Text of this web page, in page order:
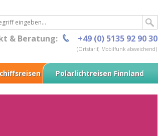
& Beratung: +49 (0) 5135 92 90 30
(Ortstarif, Mobilfunk abweichend)
Polarlichtreisen Finnland